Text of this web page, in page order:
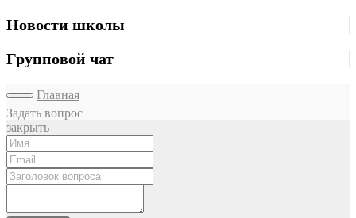
Новости школы
Групповой чат
Главная
Задать вопрос
закрыть